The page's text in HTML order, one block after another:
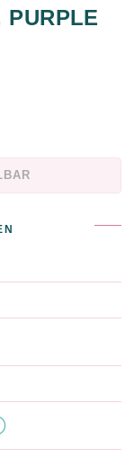
PURPLE